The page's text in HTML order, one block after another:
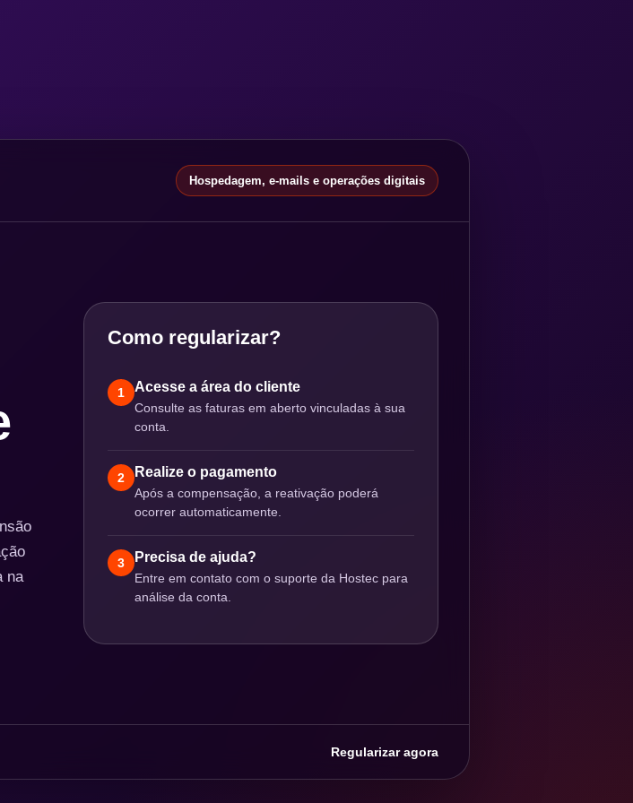
Hospedagem, e-mails e operações digitais
na
Como regularizar?
1 Acesse a área do cliente
Consulte as faturas em aberto vinculadas à sua
conta.
2 Realize o pagamento
Após a compensação, a reativação poderá
ocorrer automaticamente.
3 Precisa de ajuda?
Entre em contato com o suporte da Hostec para
análise da conta.
Regularizar agora